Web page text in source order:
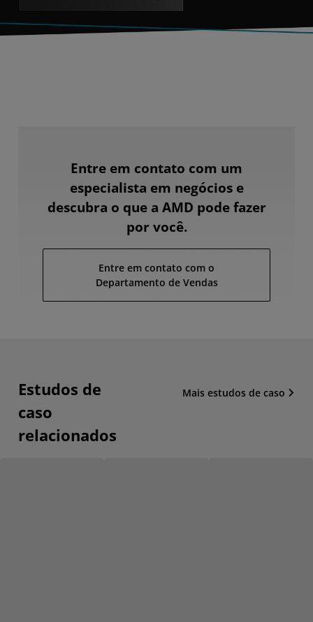
Entre em contato com um
especialista em negócios e
descubra o que a AMD pode fazer
por você.
Entre em contato com o
Departamento de Vendas
Estudos de
caso
relacionados
Mais estudos de caso